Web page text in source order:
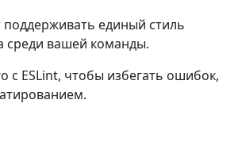
единый стиль
среди вашей команды.
с ESLint, чтобы избегать ошибок,